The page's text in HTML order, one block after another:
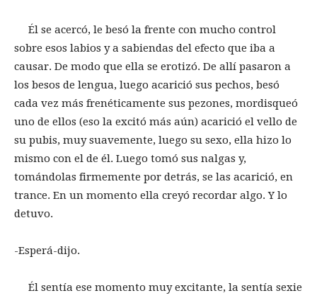
Él se acercó, le besó la frente con mucho control
sobre esos labios y a sabiendas del efecto que iba a
causar. De modo que ella se erotizó. De allí pasaron a
los besos de lengua, luego acarició sus pechos, besó
cada vez más frenéticamente sus pezones, mordisqueó
uno de ellos (eso la excitó más aún) acarició el vello de
su pubis, muy suavemente, luego su sexo, ella hizo lo
mismo con el de él. Luego tomó sus nalgas y,
tomándolas firmemente por detrás, se las acarició, en
trance. En un momento ella creyó recordar algo. Y lo
detuvo.
-Esperá-dijo.
Él sentía ese momento muy excitante, la sentía sexie